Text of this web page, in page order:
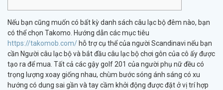
Nếu bạn cũng muốn có bất kỳ danh sách câu lạc bộ đêm nào, bạn
có thể chọn Takomo. Hướng dẫn các mục tiêu
https://takomob.com/ hỗ trợ cụ thể của người Scandinavi nếu bạn
cần Người câu lạc bộ và bắt đầu câu lạc bộ chơi gôn của cô ấy được
tạo ra để mua. Tất cả các gậy golf 201 của người phụ nữ đều có
trọng lượng xoay giống nhau, chùm bước sóng ánh sáng có xu
hướng có dung sai gần và tay cầm khởi động được đặt ở vị trí hợp